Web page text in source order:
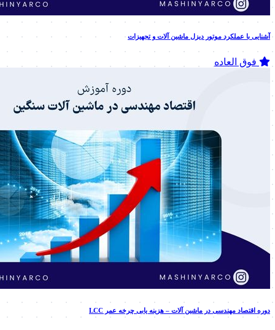
آشنایی با عملکرد موتور دیزل ماشین آلات و تجهیزات
فوق العاده
دوره اقتصاد مهندسی در ماشین آلات – هزینه یابی چرخه عمر LCC